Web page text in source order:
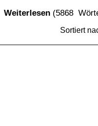
Weiterlesen (5868
Sortiert